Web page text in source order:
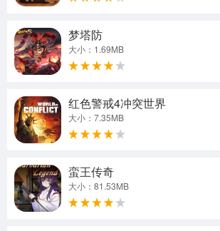
梦塔防
大小：1.69MB
红色警戒4冲突世界
大小：7.35MB
蛮王传奇
大小：81.53MB